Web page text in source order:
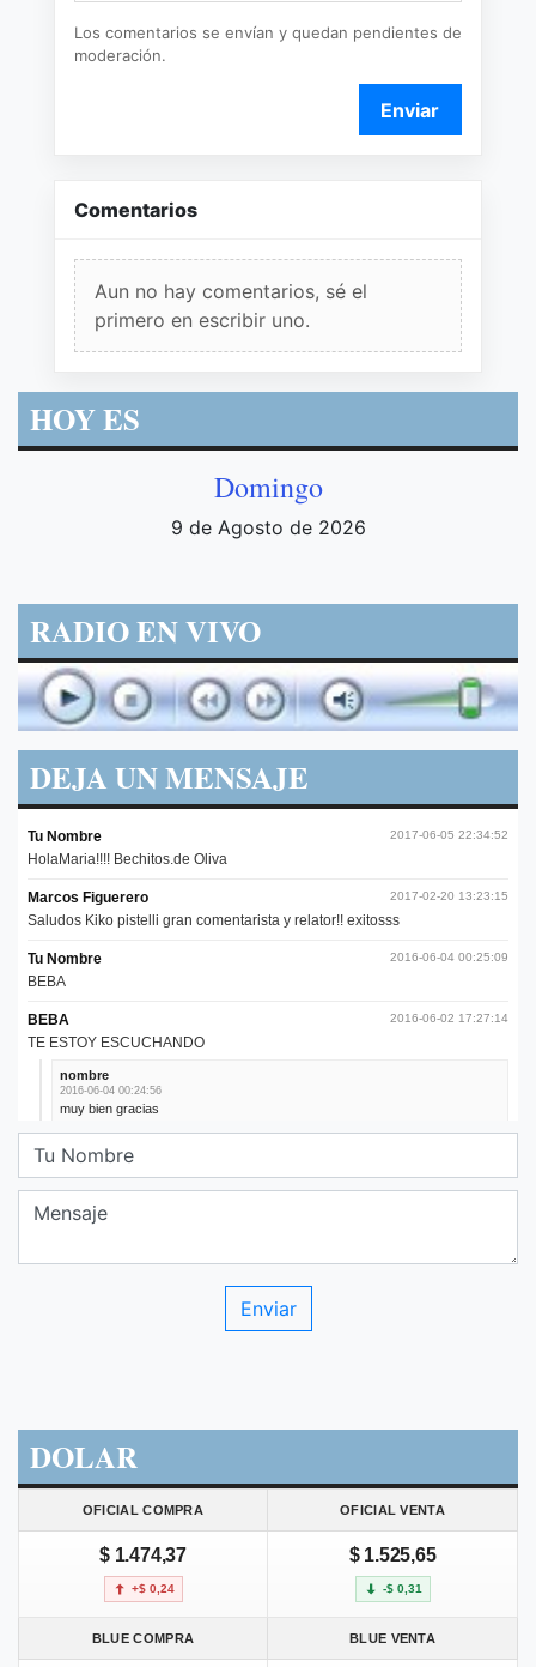
Los comentarios se envían y quedan pendientes de
moderación.
Enviar
Comentarios
Aun no hay comentarios, sé el
primero en escribir uno.
HOY ES
Domingo
9 de Agosto de 2026
RADIO EN VIVO
DEJA UN MENSAJE
DOLAR
OFICIAL COMPRA OFICIAL VENTA
$ 1.474,37
+$ 0,24
$ 1.525,65
-$ 0,31
BLUE COMPRA BLUE VENTA